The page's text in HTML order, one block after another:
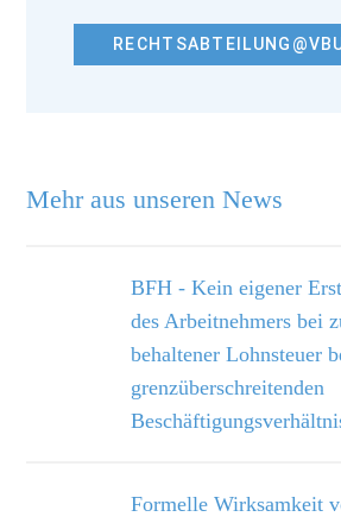
Mehr aus unseren News
BFH - Kein eigener
des Arbeitnehmers bei
behaltener Lohnsteuer
grenzüberschreitenden
Formelle Wirksamkeit